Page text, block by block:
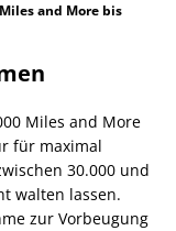
and More bis
Miles and More
für maximal
30.000 und
walten lassen.
zur Vorbeugung